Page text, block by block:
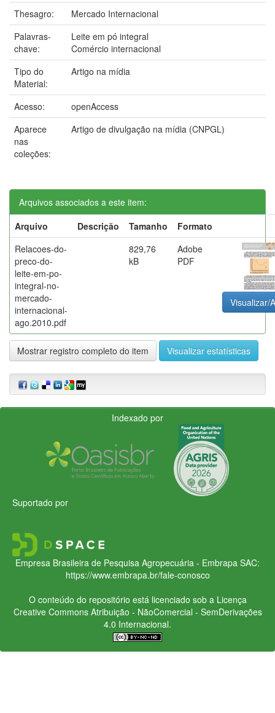
Thesagro:
Mercado Internacional
Palavras-
chave:
Leite em pó integral
Comércio internacional
Tipo do
Material:
Artigo na mídia
Acesso:
openAccess
Aparece
nas
coleções:
Artigo de divulgação na mídia (CNPGL)
Arquivos associados a este item:
Arquivo
Descrição Tamanho
Formato
Relacoes-do-
preco-do-
leite-em-po-
integral-no-
mercado-
internacional-
ago.2010.pdf
829,76
kB
Adobe
PDF
Visualizar/
Mostrar registro completo do item Visualizar estatísticas
Indexado por
Suportado por
Empresa Brasileira de Pesquisa Agropecuária - Embrapa SAC:
https://www.embrapa.br/fale-conosco
O conteúdo do repositório está licenciado sob a Licença
Creative CommonsAtribuição - NãoComercial - SemDerivações
4.0 Internacional.